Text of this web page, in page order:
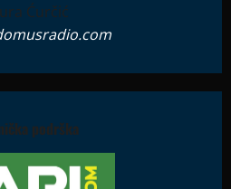
Ćurčić
podrška